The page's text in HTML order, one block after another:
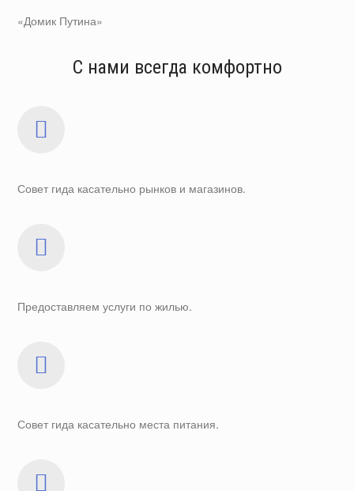
«Домик Путина»
С нами всегда комфортно
Совет гида касательно рынков и магазинов.
Предоставляем услуги по жилью.
Совет гида касательно места питания.